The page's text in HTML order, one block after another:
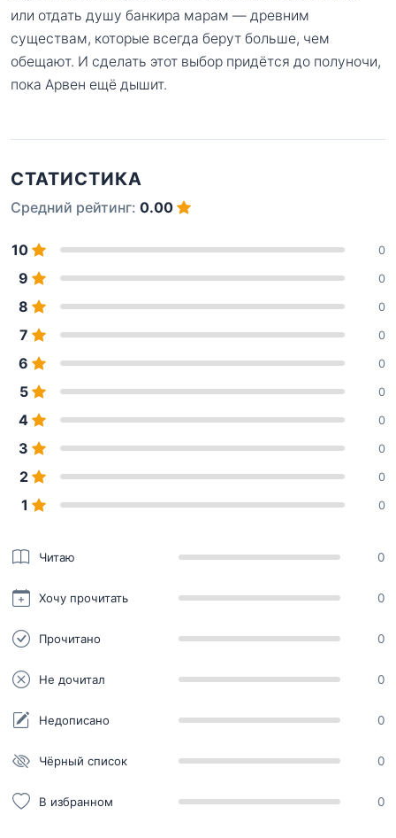
или отдать душу банкира марам — древним
существам, которые всегда берут больше, чем
обещают. И сделать этот выбор придётся до полуночи,
пока Арвен ещё дышит.
СТАТИСТИКА
Средний рейтинг: 0.00
10 0
9 0
8 0
7 0
6 0
5 0
4 0
3 0
2 0
1 0
Читаю 0
Хочу прочитать 0
Прочитано 0
Не дочитал 0
Недописано 0
Чёрный список 0
В избранном 0